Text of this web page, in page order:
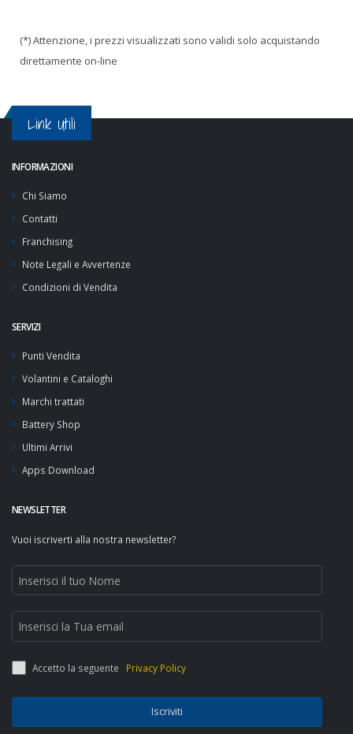
(*) Attenzione, i prezzi visualizzati sono validi solo acquistando
direttamente on-line
Link Utili
INFORMAZIONI
Chi Siamo
Contatti
Franchising
Note Legali e Avvertenze
Condizioni di Vendita
SERVIZI
Punti Vendita
Volantini e Cataloghi
Marchi trattati
Battery Shop
Ultimi Arrivi
Apps Download
NEWSLETTER
Vuoi iscriverti alla nostra newsletter?
Accetto la seguente Privacy Policy
Iscriviti